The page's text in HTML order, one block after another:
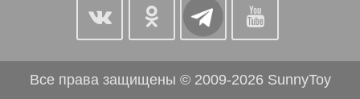
Все права защищены © 2009-2026 SunnyToy